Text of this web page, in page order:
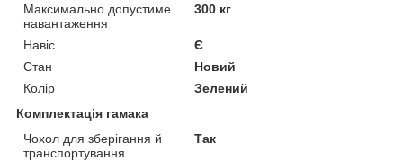
Максимально допустиме
навантаження
300 кг
Навіс
Є
Стан
Новий
Колір
Зелений
Комплектація гамака
Чохол для зберігання й
транспортування
Так